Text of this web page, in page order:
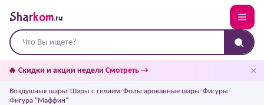
Sharkom.ru
🔥 Скидки и акции недели Смотреть → ✕
Воздушные шары/Шары с гелием/Фольгированные шары/Фигуры/
Фигура "Маффин"